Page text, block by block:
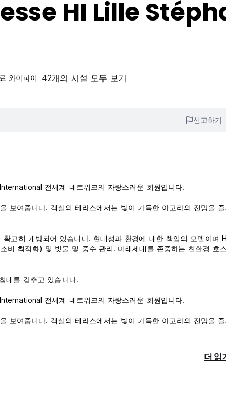
HI Lille
와이파이 42개의 시설 모두 보기
신고하기
전세계 네트워크의 자랑스러운 회원입니다.
보여줍니다. 객실의 테라스에서는 빛이 가득한 아고라의 전망을
히 개방되어 있습니다. 현대성과 환경에 대한 책임의 모델이며
최적화) 및 빗물 및 중수 관리. 미래세대를 존중하는 친환경 호
대를 갖추고 있습니다.
전세계 네트워크의 자랑스러운 회원입니다.
보여줍니다. 객실의 테라스에서는 빛이 가득한 아고라의 전망을
히 개방되어 있습니다. 현대성과 환경에 대한 책임의 모델이며
비 최적화) 및 빗물 및 중수 관리. 미래세대를 존중하는 친환경 호스
더 읽